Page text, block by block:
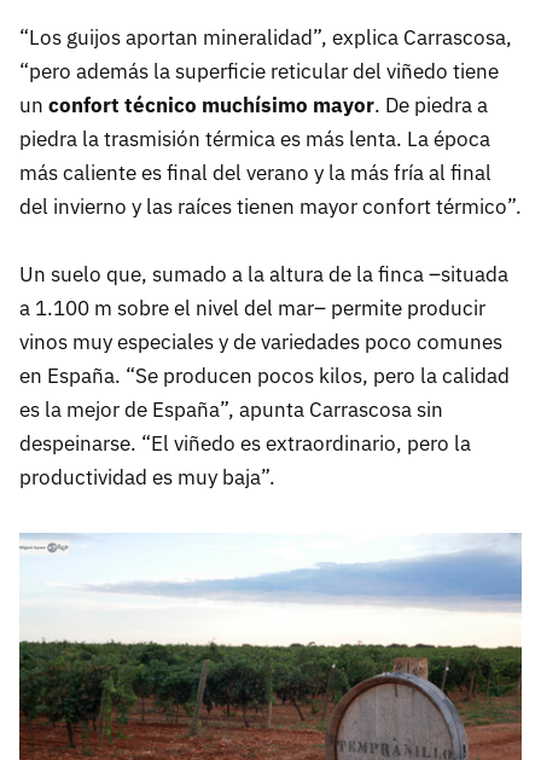
“Los guijos aportan mineralidad”, explica Carrascosa,
“pero además la superficie reticular del viñedo tiene
un confort técnico muchísimo mayor. De piedra a
piedra la trasmisión térmica es más lenta. La época
más caliente es final del verano y la más fría al final
del invierno y las raíces tienen mayor confort térmico”.
Un suelo que, sumado a la altura de la finca –situada
a 1.100 m sobre el nivel del mar– permite producir
vinos muy especiales y de variedades poco comunes
en España. “Se producen pocos kilos, pero la calidad
es la mejor de España”, apunta Carrascosa sin
despeinarse. “El viñedo es extraordinario, pero la
productividad es muy baja”.